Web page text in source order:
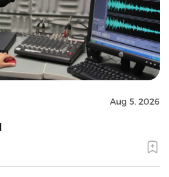
Aug 5, 2026